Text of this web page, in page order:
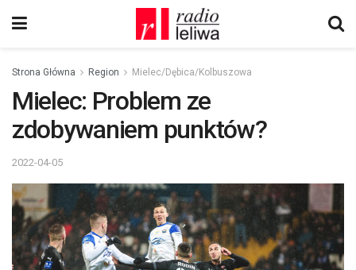
Strona Główna Region Mielec/Dębica/Kolbuszowa
Mielec: Problem ze
zdobywaniem punktów?
2022-04-05